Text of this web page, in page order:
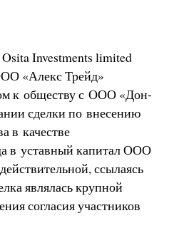
Investments limited
«Алекс Трейд»
к обществу с ООО «Дон-
сделки по внесению
в качестве
в уставный капитал ООО
ссылаясь
являлась крупной
согласия участников